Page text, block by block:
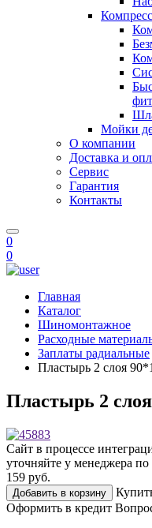
Мойки
О компании
Доставка и
Сервис
Гарантия
Контакты
0
0
Главная
Каталог
Шиномонтажное
Расходные
Заплаты радиальные
Пластырь 2 слоя
Пластырь 2
Сайт в процессе
уточняйте у менеджера по
159 руб.
Добавить в корзину
Оформить в кредит